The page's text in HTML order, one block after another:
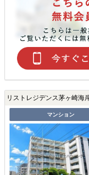
リストレジデンス茅ヶ崎海
マンション